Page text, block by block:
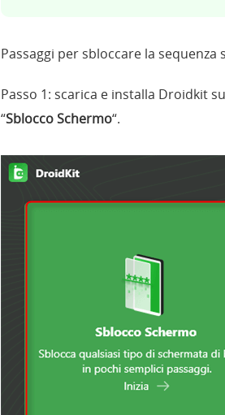
Passaggi per sbloccare la
Passo 1: scarica e installa Droidkit
“Sblocco Schermo“.